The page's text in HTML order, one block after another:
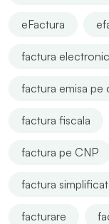
eFactura
factura
factura emisa pe
factura fiscala
factura pe CNP
factura
facturare